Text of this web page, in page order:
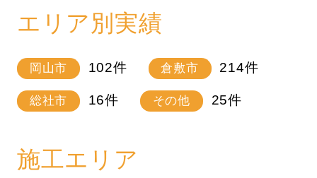
エリア別実績
岡山市 102件 倉敷市 214件
総社市 16件 その他 25件
施工エリア